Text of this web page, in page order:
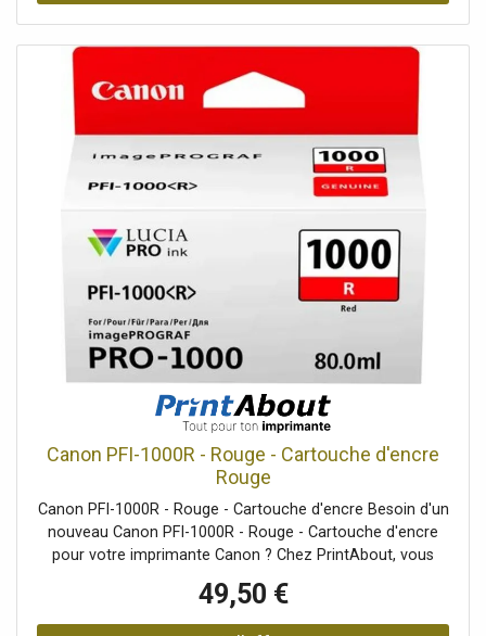
1216 / 3 IFTH). Ce label contribue à une sécurité du
des exigences réglementaires en vigueur sur le plan
national et européen.
Canon PFI-1000R - Rouge - Cartouche d'encre
Rouge
Canon PFI-1000R - Rouge - Cartouche d'encre Besoin d'un
nouveau Canon PFI-1000R - Rouge - Cartouche d'encre
pour votre imprimante Canon ? Chez PrintAbout, vous
toutes des cartouches d'encre de toutes marques aux
meilleurs prix. En savoir....
49,50 €